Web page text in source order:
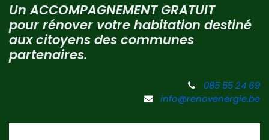
Un ACCOMPAGNEMENT GRATUIT
pour rénover votre habitation destiné
aux citoyens des communes
partenaires.
085 55 24 69
info@renovenergie.be